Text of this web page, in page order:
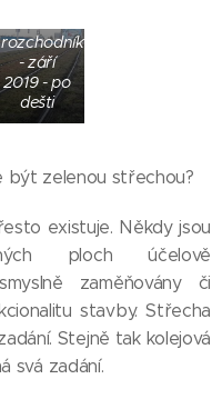
rozchodníky
- září
2019 - po
dešti
být zelenou střechou?
existuje. Někdy jsou
ploch účelově
zaměňovány či
stavby. Střecha
Stejně tak kolejová
svá zadání.